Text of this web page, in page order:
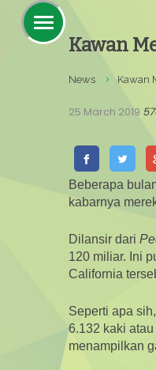
Kawan
News Kawan
25 March 2019
Beberapa
kabarnya
Dilansir dari
120 miliar. Ini
California
Seperti apa
6.132 kaki
menampilkan